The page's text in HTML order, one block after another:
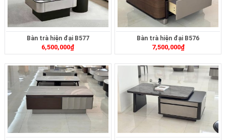
Bàn trà hiện đại B577
6,500,000₫
Bàn trà hiện đại B576
7,500,000₫